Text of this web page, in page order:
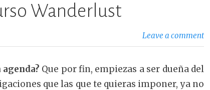
Wanderlust
Leave a comment
Que por fin, empiezas a ser dueña del
que las que te quieras imponer, ya no